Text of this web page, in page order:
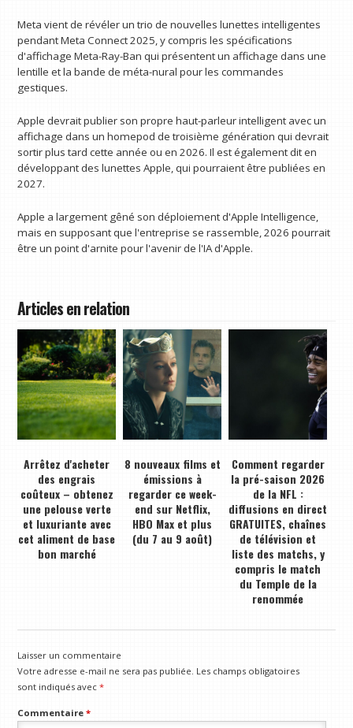
Meta vient de révéler un trio de nouvelles lunettes intelligentes
pendant Meta Connect 2025, y compris les spécifications
d'affichage Meta-Ray-Ban qui présentent un affichage dans une
lentille et la bande de méta-nural pour les commandes
gestiques.
Apple devrait publier son propre haut-parleur intelligent avec un
affichage dans un homepod de troisième génération qui devrait
sortir plus tard cette année ou en 2026. Il est également dit en
développant des lunettes Apple, qui pourraient être publiées en
2027.
Apple a largement gêné son déploiement d'Apple Intelligence,
mais en supposant que l'entreprise se rassemble, 2026 pourrait
être un point d'arnite pour l'avenir de l'IA d'Apple.
Articles en relation
Arrêtez d'acheter
des engrais
coûteux – obtenez
une pelouse verte
et luxuriante avec
cet aliment de base
bon marché
8 nouveaux films et
émissions à
regarder ce week-
end sur Netflix,
HBO Max et plus
(du 7 au 9 août)
Comment regarder
la pré-saison 2026
de la NFL :
diffusions en direct
GRATUITES, chaînes
de télévision et
liste des matchs, y
compris le match
du Temple de la
renommée
Laisser un commentaire
Votre adresse e-mail ne sera pas publiée. Les champs obligatoires
sont indiqués avec*
Commentaire*